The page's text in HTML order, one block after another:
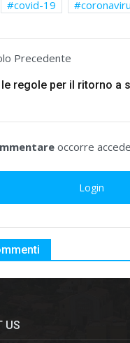
covid-19
Precedente
le regole per il ritorno a
occorre
Login
US